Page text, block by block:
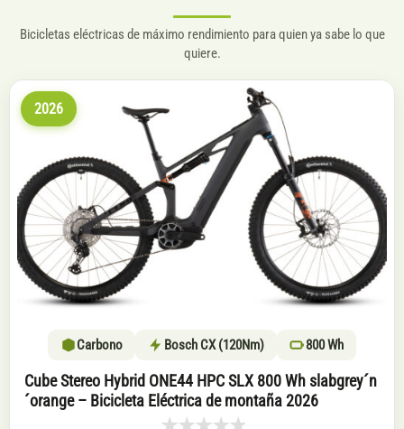
Bicicletas eléctricas de máximo rendimiento para quien ya sabe lo que
quiere.
2026
Carbono Bosch CX (120Nm) 800 Wh
Cube Stereo Hybrid ONE44 HPC SLX 800 Wh slabgrey´n
´orange – Bicicleta Eléctrica de montaña 2026